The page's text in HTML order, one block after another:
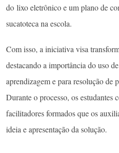
do lixo eletrônico e um plano de
sucatoteca na escola.
Com isso, a iniciativa visa
destacando a importância do uso
aprendizagem e para resolução de
Durante o processo, os estudantes
facilitadores formados que os
ideia e apresentação da solução.